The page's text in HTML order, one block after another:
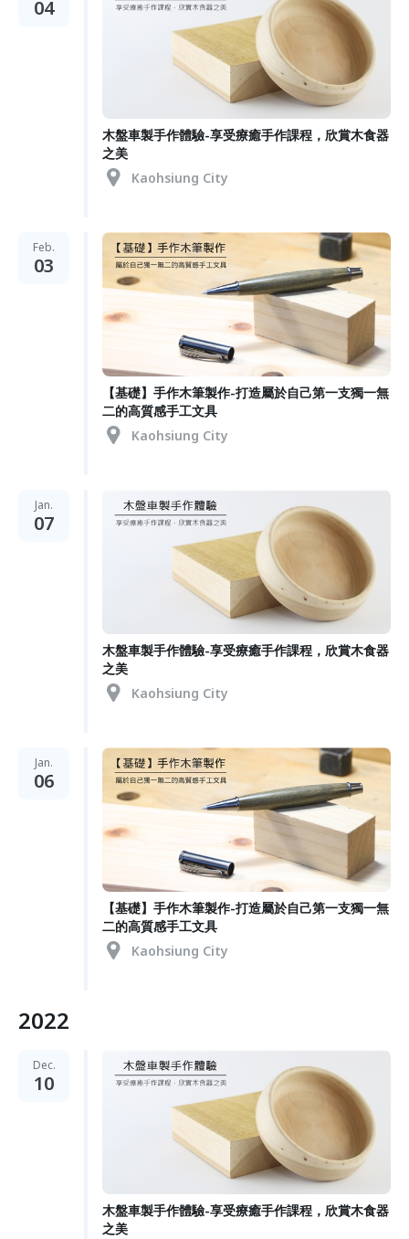
04
木盤車製手作體驗-享受療癒手作課程，欣賞木食器
之美
Kaohsiung City
Feb.
03
【基礎】手作木筆製作-打造屬於自己第一支獨一無
二的高質感手工文具
Kaohsiung City
Jan.
07
木盤車製手作體驗-享受療癒手作課程，欣賞木食器
之美
Kaohsiung City
Jan.
06
【基礎】手作木筆製作-打造屬於自己第一支獨一無
二的高質感手工文具
Kaohsiung City
2022
Dec.
10
木盤車製手作體驗-享受療癒手作課程，欣賞木食器
之美